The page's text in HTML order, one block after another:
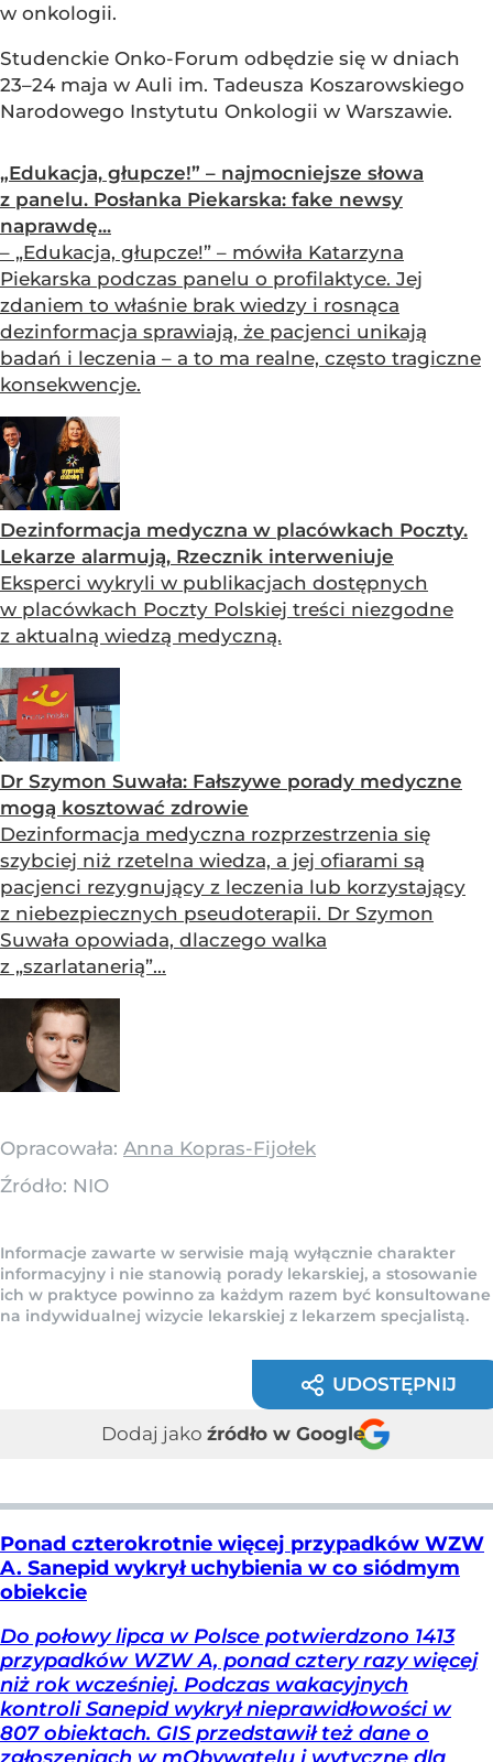
w onkologii.
Studenckie Onko-Forum odbędzie się w dniach
23–24 maja w Auli im. Tadeusza Koszarowskiego
Narodowego Instytutu Onkologii w Warszawie.
„Edukacja, głupcze!” – najmocniejsze słowa
z panelu. Posłanka Piekarska: fake newsy
naprawdę...
– „Edukacja, głupcze!” – mówiła Katarzyna
Piekarska podczas panelu o profilaktyce. Jej
zdaniem to właśnie brak wiedzy i rosnąca
dezinformacja sprawiają, że pacjenci unikają
badań i leczenia – a to ma realne, często tragiczne
konsekwencje.
Dezinformacja medyczna w placówkach Poczty.
Lekarze alarmują, Rzecznik interweniuje
Eksperci wykryli w publikacjach dostępnych
w placówkach Poczty Polskiej treści niezgodne
z aktualną wiedzą medyczną.
Dr Szymon Suwała: Fałszywe porady medyczne
mogą kosztować zdrowie
Dezinformacja medyczna rozprzestrzenia się
szybciej niż rzetelna wiedza, a jej ofiarami są
pacjenci rezygnujący z leczenia lub korzystający
z niebezpiecznych pseudoterapii. Dr Szymon
Suwała opowiada, dlaczego walka
z „szarlatanerią”...
Opracowała: Anna Kopras-Fijołek
Źródło: NIO
Informacje zawarte w serwisie mają wyłącznie charakter
informacyjny i nie stanowią porady lekarskiej, a stosowanie
ich w praktyce powinno za każdym razem być konsultowane
na indywidualnej wizycie lekarskiej z lekarzem specjalistą.
UDOSTĘPNIJ
Dodaj jako źródło w Google
Ponad czterokrotnie więcej przypadków WZW
A. Sanepid wykrył uchybienia w co siódmym
obiekcie
Do połowy lipca w Polsce potwierdzono 1413
przypadków WZW A, ponad cztery razy więcej
niż rok wcześniej. Podczas wakacyjnych
kontroli Sanepid wykrył nieprawidłowości w
807 obiektach. GIS przedstawił też dane o